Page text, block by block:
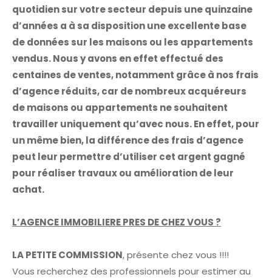
quotidien sur votre secteur depuis une quinzaine
d’années a à sa disposition une excellente base
de données sur les maisons ou les appartements
vendus. Nous y avons en effet effectué des
centaines de ventes, notamment grâce à nos frais
d’agence réduits, car de nombreux acquéreurs
de maisons ou appartements ne souhaitent
travailler uniquement qu’avec nous. En effet, pour
un même bien, la différence des frais d’agence
peut leur permettre d’utiliser cet argent gagné
pour réaliser travaux ou amélioration de leur
achat.
L’AGENCE IMMOBILIERE PRES DE CHEZ VOUS ?
LA PETITE COMMISSION, présente chez vous !!!!
Vous recherchez des professionnels pour estimer au